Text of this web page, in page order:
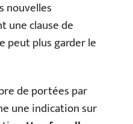
nouvelles
une clause de
peut plus garder le
de portées par
une indication sur